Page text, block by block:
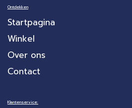
Ontdekken
Startpagina
Winkel
Over ons
Contact
Klantenservice: